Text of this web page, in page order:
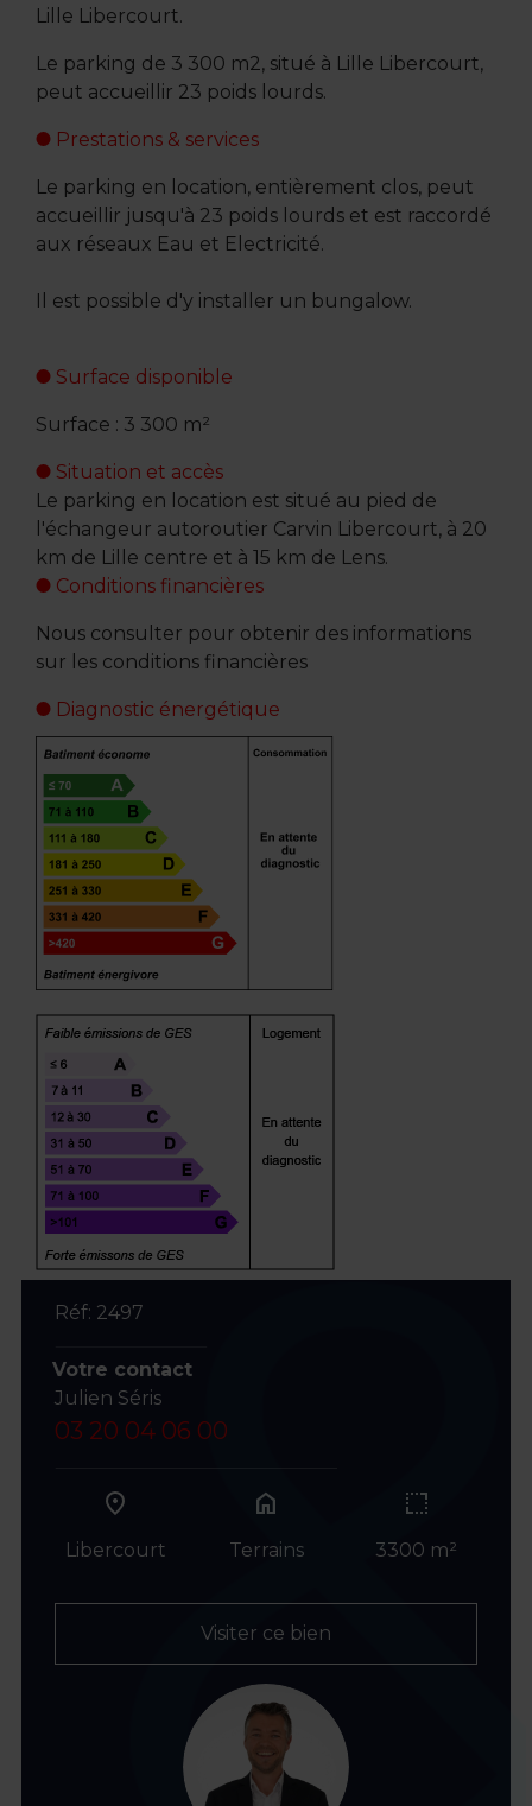
Lille Libercourt.
Le parking de 3 300 m2, situé à Lille Libercourt,
peut accueillir 23 poids lourds.
Prestations & services
Le parking en location, entièrement clos, peut
accueillir jusqu'à 23 poids lourds et est raccordé
aux réseaux Eau et Electricité.
Il est possible d'y installer un bungalow.
Surface disponible
Surface : 3 300 m²
Situation et accès
Le parking en location est situé au pied de
l'échangeur autoroutier Carvin Libercourt, à 20
km de Lille centre et à 15 km de Lens.
Conditions financières
Nous consulter pour obtenir des informations
sur les conditions financières
Diagnostic énergétique
Réf: 2497
Votre contact
Julien Séris
03 20 04 06 00
Libercourt
home
Terrains 3300 m²
Visiter ce bien